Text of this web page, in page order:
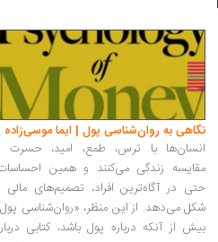
نگاهی به روان‌شناسی پول | ایما موسی‌زاده
انسان‌ها با ترس، طمع، امید، حسرت
مقایسه زندگی می‌کنند و همین
حتی در آگاه‌ترین افراد، تصمیم‌های مالی
شکل می‌دهد. از این منظر، «روان‌شناسی
بیش از آنکه درباره پول باشد، کتابی